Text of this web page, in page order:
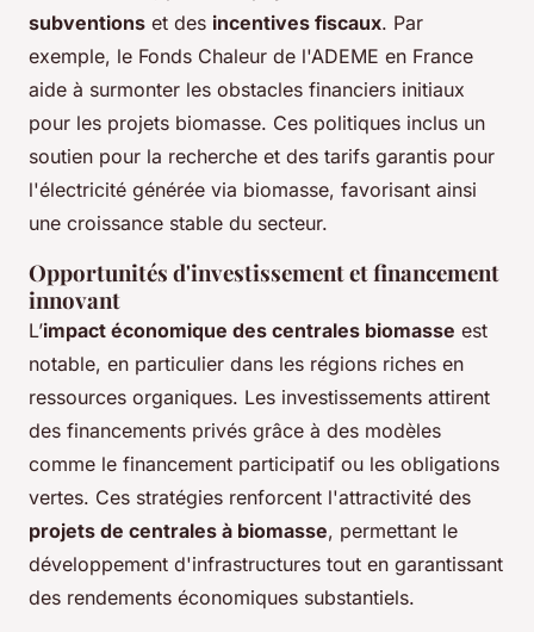
subventions et des incentives fiscaux. Par
exemple, le Fonds Chaleur de l'ADEME en France
aide à surmonter les obstacles financiers initiaux
pour les projets biomasse. Ces politiques inclus un
soutien pour la recherche et des tarifs garantis pour
l'électricité générée via biomasse, favorisant ainsi
une croissance stable du secteur.
Opportunités d'investissement et financement
innovant
L’impact économique des centrales biomasse est
notable, en particulier dans les régions riches en
ressources organiques. Les investissements attirent
des financements privés grâce à des modèles
comme le financement participatif ou les obligations
vertes. Ces stratégies renforcent l'attractivité des
projets de centrales à biomasse, permettant le
développement d'infrastructures tout en garantissant
des rendements économiques substantiels.